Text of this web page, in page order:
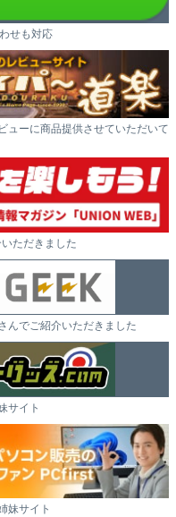
せも対応
ューに商品提供させていただいて
ただきました
んでご紹介いただきました
サイト
妹サイト